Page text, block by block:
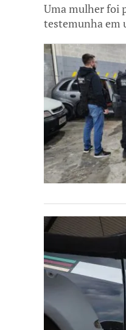
Uma mulher foi
testemunha em